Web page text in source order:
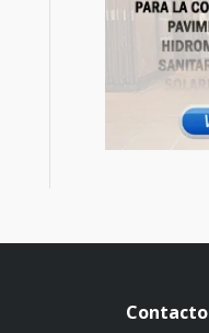
Contacto